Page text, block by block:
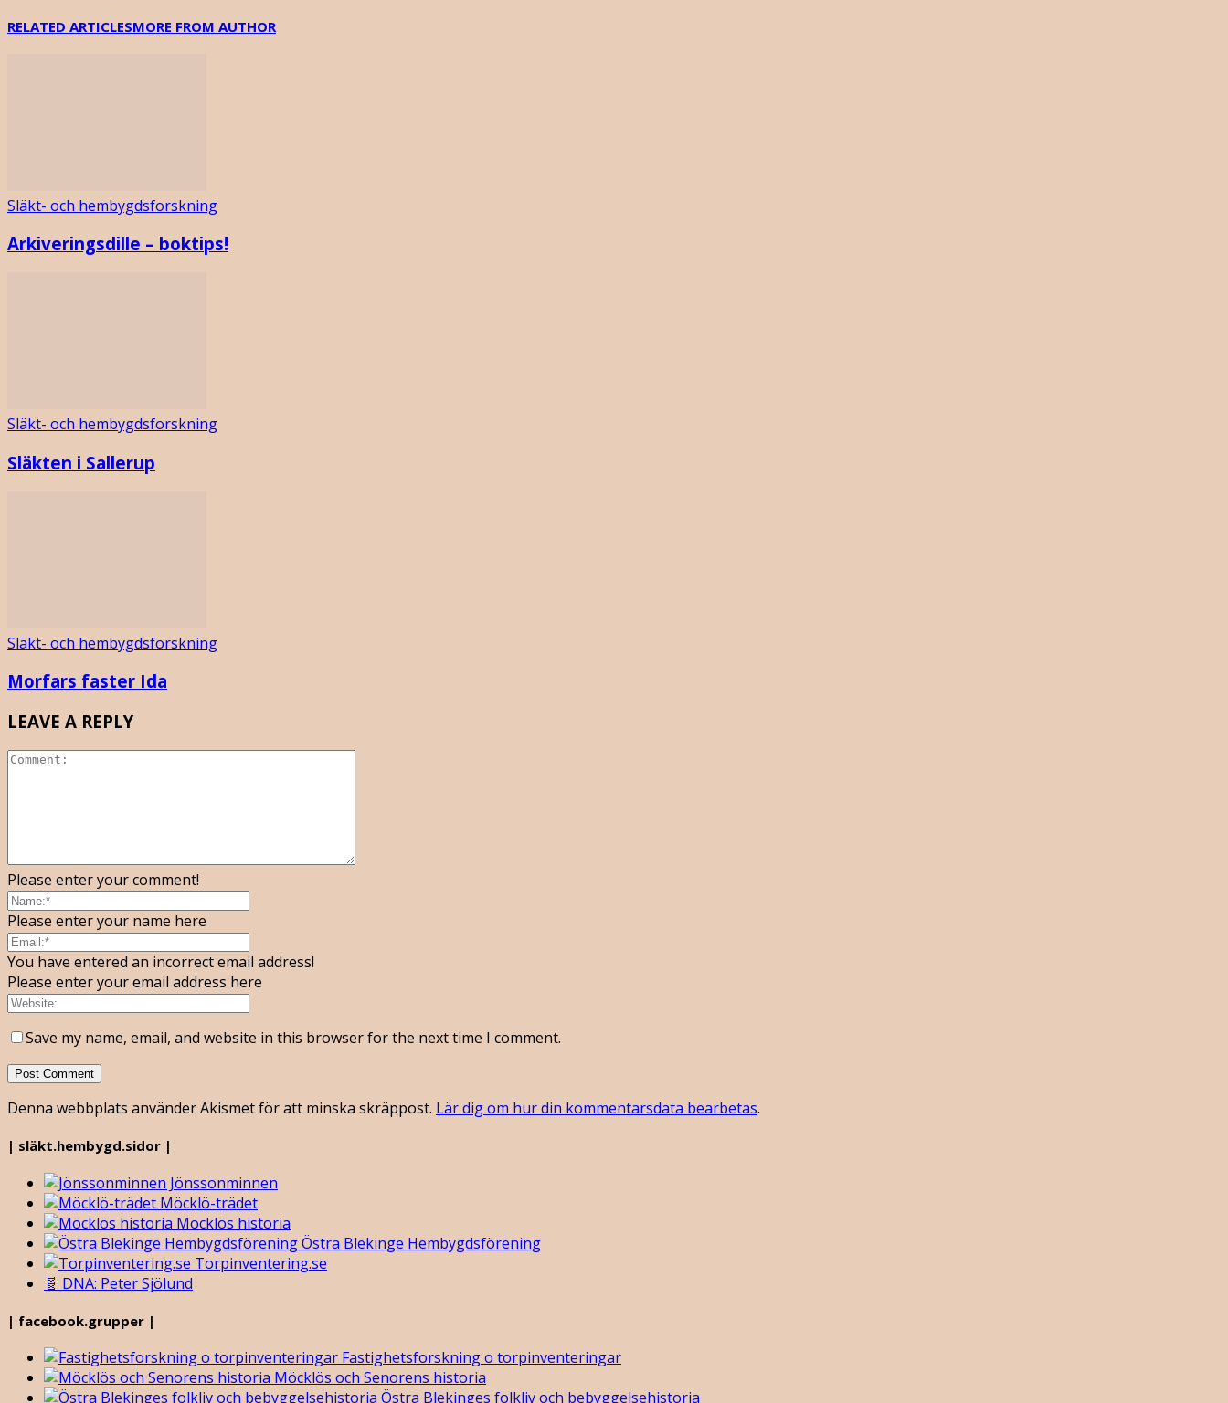
RELATED ARTICLESMORE FROM AUTHOR
Släkt- och hembygdsforskning
Arkiveringsdille – boktips!
Släkt- och hembygdsforskning
Släkten i Sallerup
Släkt- och hembygdsforskning
Morfars faster Ida
LEAVE A REPLY
Please enter your comment!
Please enter your name here
You have entered an incorrect email address!
Please enter your email address here
Save my name, email, and website in this browser for the next time I comment.
Denna webbplats använder Akismet för att minska skräppost. Lär dig om hur din kommentarsdata bearbetas.
| släkt.hembygd.sidor |
Jönssonminnen
Möcklö-trädet
Möcklös historia
Östra Blekinge Hembygdsförening
Torpinventering.se
🧬 DNA: Peter Sjölund
| facebook.grupper |
Fastighetsforskning o torpinventeringar
Möcklös och Senorens historia
Östra Blekinges folkliv och bebyggelsehistoria